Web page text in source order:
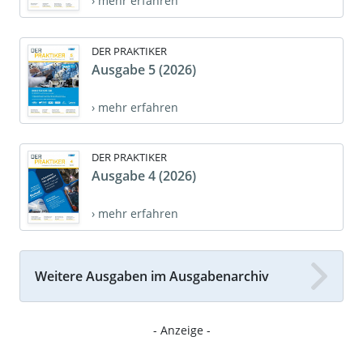
DER PRAKTIKER
Ausgabe 5 (2026)
› mehr erfahren
DER PRAKTIKER
Ausgabe 4 (2026)
› mehr erfahren
Weitere Ausgaben im Ausgabenarchiv
- Anzeige -